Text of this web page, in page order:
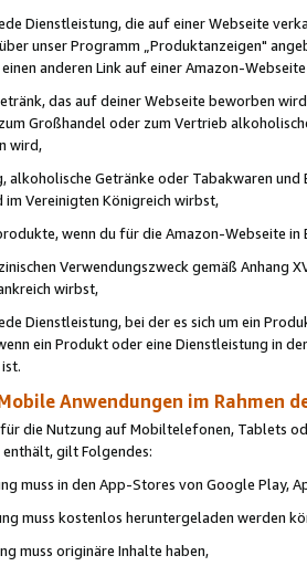
Dienstleistung, die auf einer Webseite
unser Programm „Produktanzeigen"
anderen Link auf einer Amazon-
das auf deiner Webseite beworben
Großhandel oder zum Vertrieb
wird,
alkoholische Getränke oder Tabakwaren
im Vereinigten Königreich wirbst,
wenn du für die Amazon-Webseite in
Verwendungszweck gemäß Anhang
wirbst,
Dienstleistung, bei der es sich um ein
ein Produkt oder eine Dienstleistung in
Anwendungen im Rahmen
für die Nutzung auf Mobiltelefonen, Tablets
enthält, gilt Folgendes:
muss in den App-Stores von Google Play,
muss kostenlos heruntergeladen werden
muss originäre Inhalte haben,